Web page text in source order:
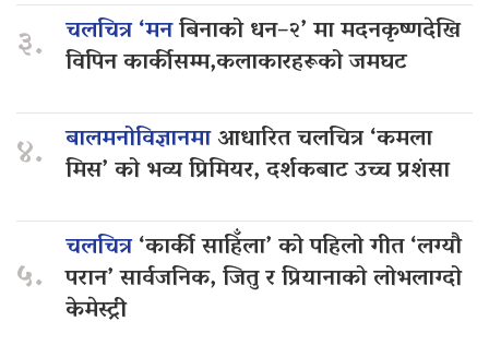
३. चलचित्र ‘मनबिनाको धन–२’ मा मदनकृष्णदेखि
विपिन कार्कीसम्म,कलाकारहरूको जमघट
४. बालमनोविज्ञानमाआधारित चलचित्र ‘कमला
मिस’ को भव्य प्रिमियर, दर्शकबाट उच्च प्रशंसा
५.
चलचित्र‘कार्की साहिँला’ को पहिलो गीत ‘लग्यौ
परान’ सार्वजनिक, जितु र प्रियानाको लोभलाग्दो
केमेस्ट्री